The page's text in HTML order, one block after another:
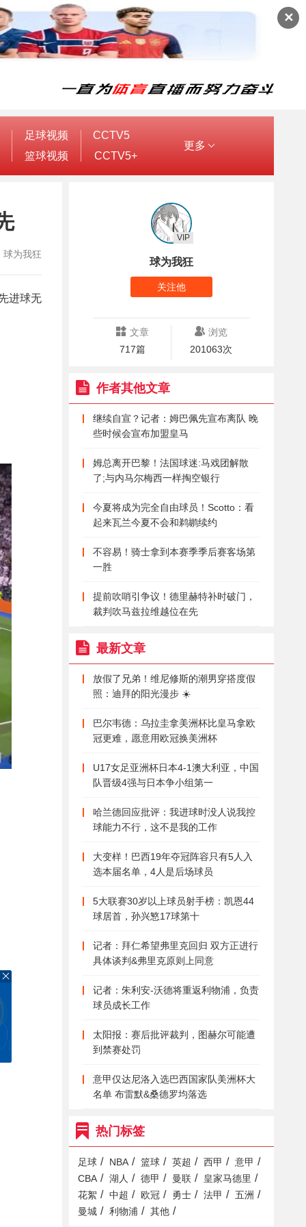
✕
足球视频
篮球视频
CCTV5
CCTV5+
更多
为我狂
进球无
球为我狂
VIP
关注他
文章
717篇
浏览
201063次
作者其他文章
继续自宣？记者：姆巴佩先宣布离队 晚
些时候会宣布加盟皇马
姆总离开巴黎！法国球迷:马戏团解散
了;与内马尔梅西一样掏空银行
今夏将成为完全自由球员！Scotto：看
起来瓦兰今夏不会和鹈鹕续约
不容易！骑士拿到本赛季季后赛客场第
一胜
提前吹哨引争议！德里赫特补时破门，
裁判吹马兹拉维越位在先
最新文章
放假了兄弟！维尼修斯的潮男穿搭度假
照：迪拜的阳光漫步 ☀️
巴尔韦德：乌拉圭拿美洲杯比皇马拿欧
冠更难，愿意用欧冠换美洲杯
U17女足亚洲杯日本4-1澳大利亚，中国
队晋级4强与日本争小组第一
哈兰德回应批评：我进球时没人说我控
球能力不行，这不是我的工作
大变样！巴西19年夺冠阵容只有5人入
选本届名单，4人是后场球员
5大联赛30岁以上球员射手榜：凯恩44
球居首，孙兴慜17球第十
记者：拜仁希望弗里克回归 双方正进行
具体谈判&弗里克原则上同意
记者：朱利安-沃德将重返利物浦，负责
球员成长工作
太阳报：赛后批评裁判，图赫尔可能遭
到禁赛处罚
意甲仅达尼洛入选巴西国家队美洲杯大
名单 布雷默&桑德罗均落选
热门标签
足球 / NBA / 篮球 / 英超 / 西甲 / 意甲 /
CBA / 湖人 / 德甲 / 曼联 / 皇家马德里 /
花絮 / 中超 / 欧冠 / 勇士 / 法甲 / 五洲 /
曼城 / 利物浦 / 其他 /